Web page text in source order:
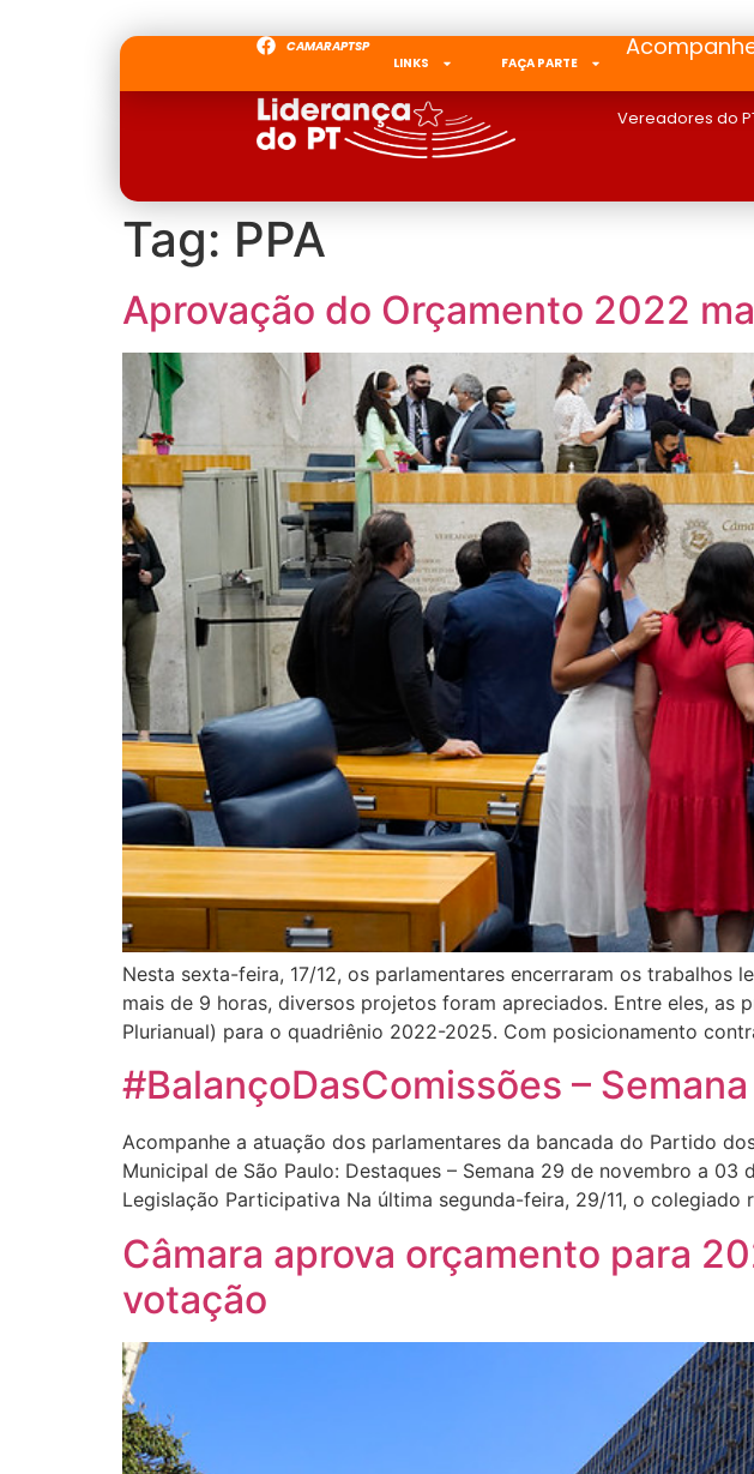
CAMARAPTSP
LINKS
FAÇA PARTE
Vereadores do
Tag: PPA
Aprovação do Orçamento 2022
Nesta sexta-feira, 17/12, os parlamentares encerraram os trabalhos
mais de 9 horas, diversos projetos foram apreciados. Entre eles, as
Plurianual) para o quadriênio 2022-2025. Com posicionamento
#BalançoDasComissões –
Acompanhe a atuação dos parlamentares da bancada do Partido
Municipal de São Paulo: Destaques – Semana 29 de novembro a
Legislação Participativa Na última segunda-feira, 29/11, o
Câmara aprova orçamento para
votação